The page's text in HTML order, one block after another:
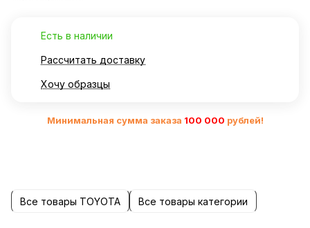
Есть в наличии
Рассчитать доставку
Хочу образцы
Минимальная сумма заказа 100 000 рублей!
Все товары TOYOTA Все товары категории